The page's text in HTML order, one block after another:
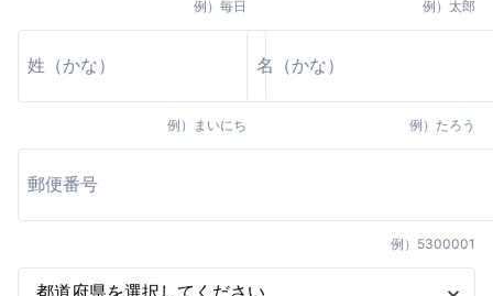
例） 毎日 例） 太郎
例） まいにち 例） たろう
例） 5300001